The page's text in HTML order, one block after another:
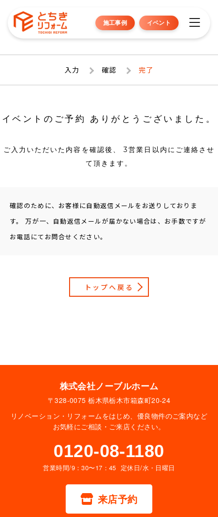
施工事例 イベント
入力 確認 完了
イベントのご予約 ありがとうございました。
ご入力いただいた内容を確認後、 3営業日以内にご連絡させ
て頂きます。
確認のために、お客様に自動返信メールをお送りしておりま
す。 万が一、自動返信メールが届かない場合は、 お手数ですが
お電話にてお問合せください。
トップへ戻る
株式会社ノーブルホーム
〒328-0075 栃木県栃木市箱森町20-24
リノベーション・リフォームをはじめ、優良物件のご案内など
お気軽にご相談・ご来店ください。
0120-08-1180
営業時間/9：30〜17：45 定休日/水・日曜日
来店予約